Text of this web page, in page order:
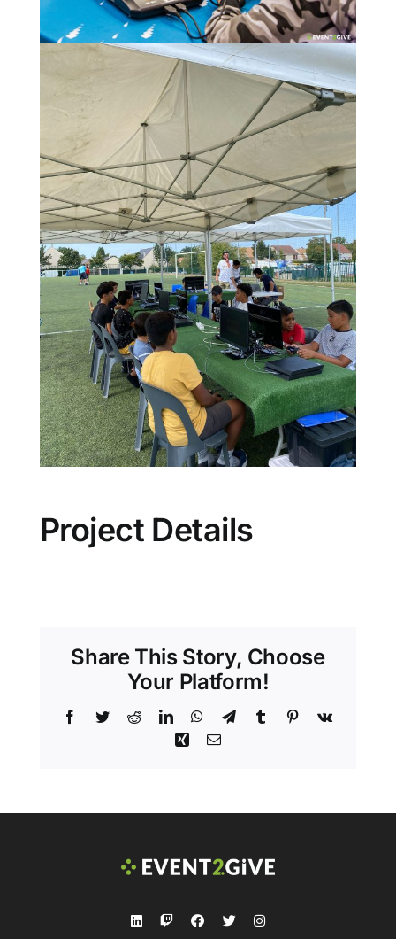
Project Details
Share This Story, Choose
Your Platform!
Facebook
TwitterRedditLinkedInWhatsApp
TelegramTumblr Pinterest
Vk
Xing Email